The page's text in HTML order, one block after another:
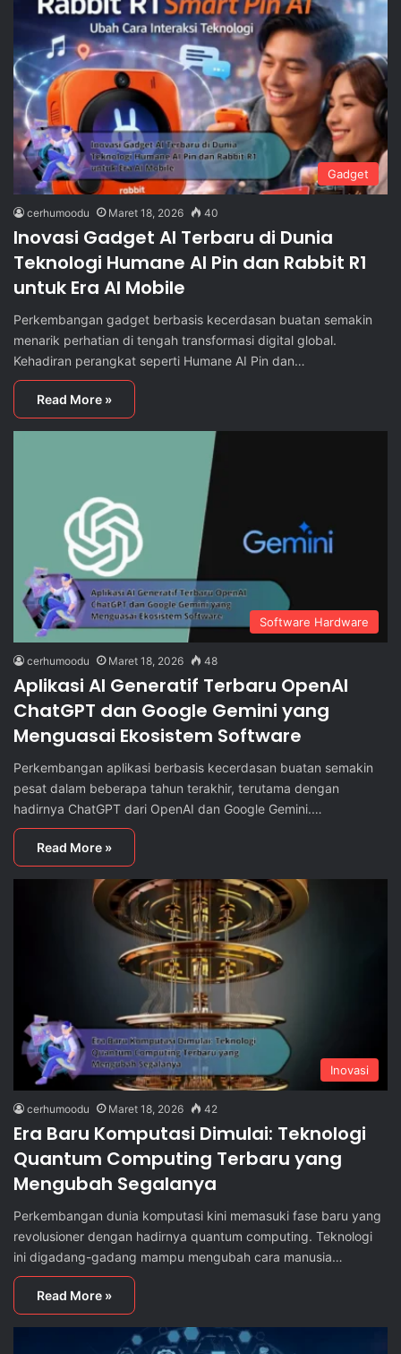
Gadget
cerhumoodu Maret 18, 2026 40
Inovasi Gadget AI Terbaru di Dunia
Teknologi Humane AI Pin dan Rabbit R1
untuk Era AI Mobile
Perkembangan gadget berbasis kecerdasan buatan semakin
menarik perhatian di tengah transformasi digital global.
Kehadiran perangkat seperti Humane AI Pin dan…
Read More »
Software Hardware
cerhumoodu Maret 18, 2026 48
Aplikasi AI Generatif Terbaru OpenAI
ChatGPT dan Google Gemini yang
Menguasai Ekosistem Software
Perkembangan aplikasi berbasis kecerdasan buatan semakin
pesat dalam beberapa tahun terakhir, terutama dengan
hadirnya ChatGPT dari OpenAI dan Google Gemini.…
Read More »
Inovasi
cerhumoodu Maret 18, 2026 42
Era Baru Komputasi Dimulai: Teknologi
Quantum Computing Terbaru yang
Mengubah Segalanya
Perkembangan dunia komputasi kini memasuki fase baru yang
revolusioner dengan hadirnya quantum computing. Teknologi
ini digadang-gadang mampu mengubah cara manusia…
Read More »